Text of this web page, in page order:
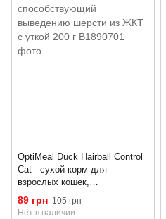
OptiMeal Duck Hairball Control
Cat - сухой корм для
взрослых кошек,
способствующий выведению
шерсти из ЖКТ с уткой 200 г
89 грн 105 грн
Нет в наличии